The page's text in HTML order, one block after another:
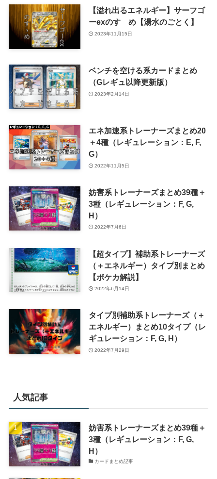
【溢れ出るエネルギー】サーフゴ
ーexのすゝめ【湯水のごとく】
2023年11月15日
ベンチを空ける系カードまとめ
（Gレギュ以降更新版）
2023年2月14日
エネ加速系トレーナーズまとめ20
＋4種（レギュレーション：E, F,
G）
2022年11月5日
妨害系トレーナーズまとめ39種＋
3種（レギュレーション：F, G,
H）
2022年7月6日
【超タイプ】補助系トレーナーズ
（＋エネルギー）タイプ別まとめ
【ポケカ解説】
2022年6月14日
タイプ別補助系トレーナーズ（＋
エネルギー）まとめ10タイプ（レ
ギュレーション：F, G, H）
2022年7月29日
人気記事
妨害系トレーナーズまとめ39種＋
3種（レギュレーション：F, G,
H）
カードまとめ記事